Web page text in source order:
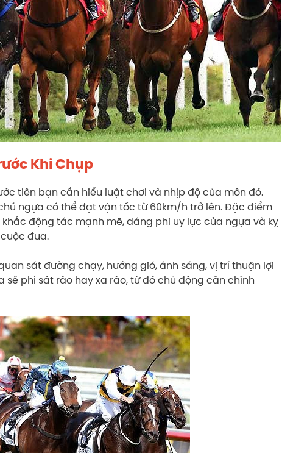
Khi Chụp
tiên bạn cần hiểu luật chơi và nhịp độ của môn đó.
ngựa có thể đạt vận tốc từ 60km/h trở lên. Đặc điểm
động tác mạnh mẽ, dáng phi uy lực của ngựa và kỵ
đua.
sát đường chạy, hướng gió, ánh sáng, vị trí thuận lợi
phi sát rào hay xa rào, từ đó chủ động căn chỉnh